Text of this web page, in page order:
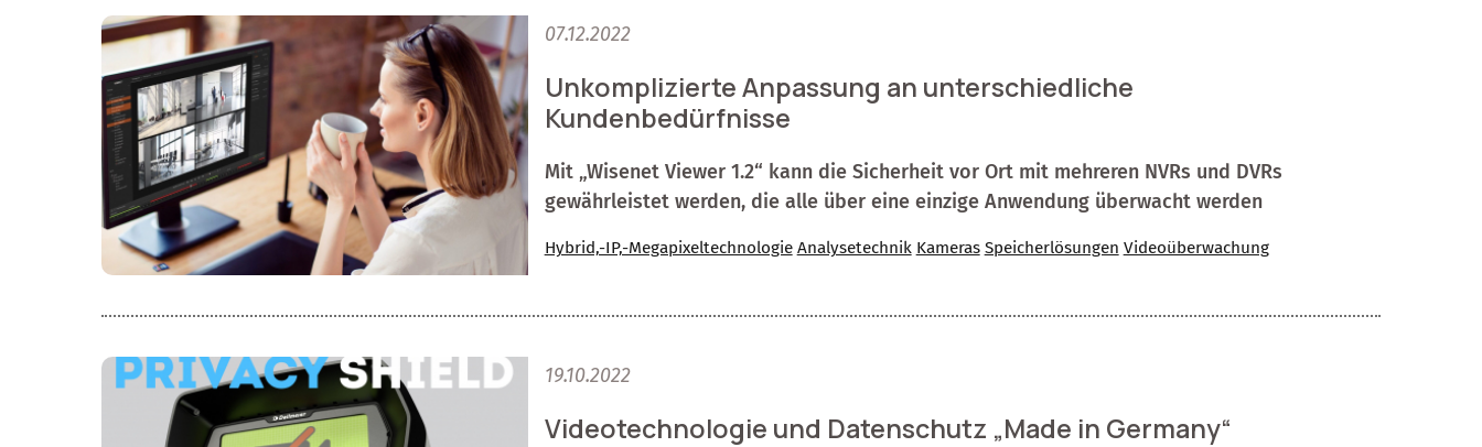
07.12.2022
Unkomplizierte Anpassung an unterschiedliche
Kundenbedürfnisse
Mit „Wisenet Viewer 1.2“ kann die Sicherheit vor Ort mit mehreren NVRs und DVRs
gewährleistet werden, die alle über eine einzige Anwendung überwacht werden
Hybrid,-IP,-Megapixeltechnologie Analysetechnik Kameras Speicherlösungen Videoüberwachung
19.10.2022
Videotechnologie und Datenschutz „Made in Germany“